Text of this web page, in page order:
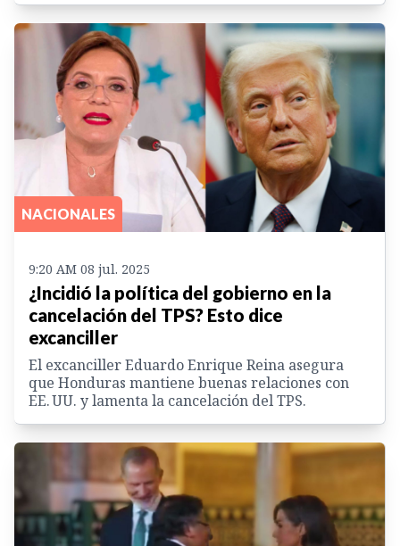
NACIONALES
9:20 AM 08 jul. 2025
¿Incidió la política del gobierno en la
cancelación del TPS? Esto dice
excanciller
El excanciller Eduardo Enrique Reina asegura
que Honduras mantiene buenas relaciones con
EE. UU. y lamenta la cancelación del TPS.